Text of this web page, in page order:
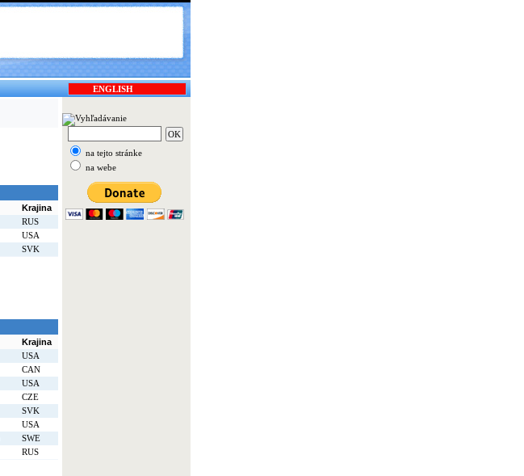
ENGLISH
Krajina
RUS
USA
SVK
Krajina
USA
CAN
USA
CZE
SVK
USA
SWE
RUS
na tejto stránke
na webe